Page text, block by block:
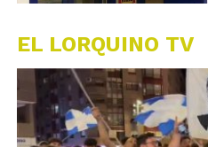
EL LORQUINO TV